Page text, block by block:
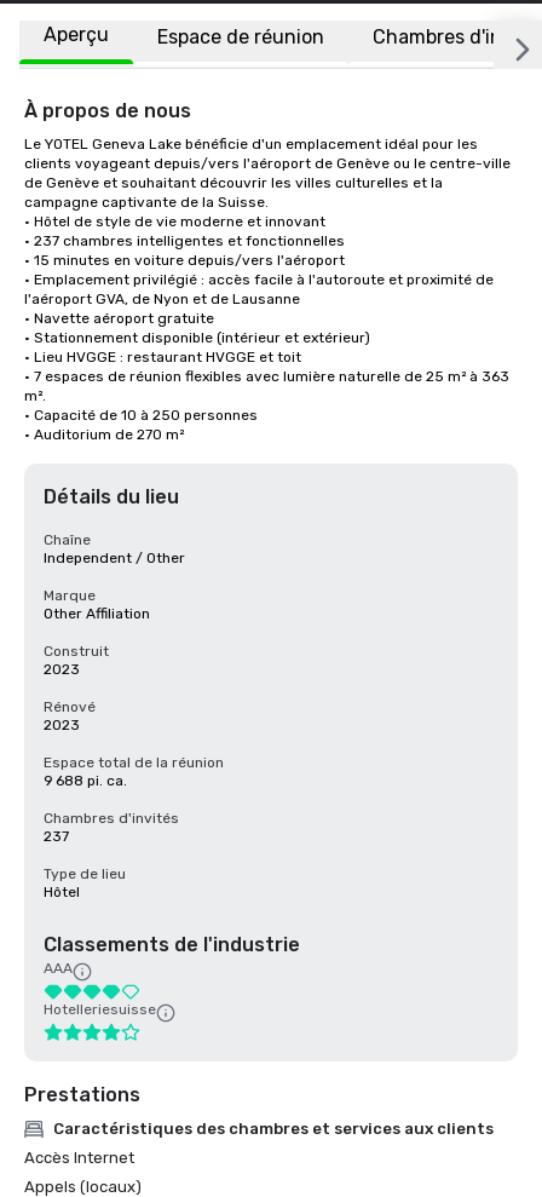
Aperçu Espace de réunion Chambres
À propos de nous
Le YOTEL Geneva Lake bénéficie d'un emplacement idéal pour les
clients voyageant depuis/vers l'aéroport de Genève ou le centre-ville
de Genève et souhaitant découvrir les villes culturelles et la
campagne captivante de la Suisse.
• Hôtel de style de vie moderne et innovant
• 237 chambres intelligentes et fonctionnelles
• 15 minutes en voiture depuis/vers l'aéroport
• Emplacement privilégié : accès facile à l'autoroute et proximité de
l'aéroport GVA, de Nyon et de Lausanne
• Navette aéroport gratuite
• Stationnement disponible (intérieur et extérieur)
• Lieu HVGGE : restaurant HVGGE et toit
• 7 espaces de réunion flexibles avec lumière naturelle de 25 m² à 363
m².
• Capacité de 10 à 250 personnes
• Auditorium de 270 m²
Détails du lieu
Chaîne
Independent / Other
Marque
Other Affiliation
Construit
2023
Rénové
2023
Espace total de la réunion
9 688 pi. ca.
Chambres d'invités
237
Type de lieu
Hôtel
Classements de l'industrie
AAA
Hotelleriesuisse
Prestations
Caractéristiques des chambres et services aux clients
Accès Internet
Appels (locaux)